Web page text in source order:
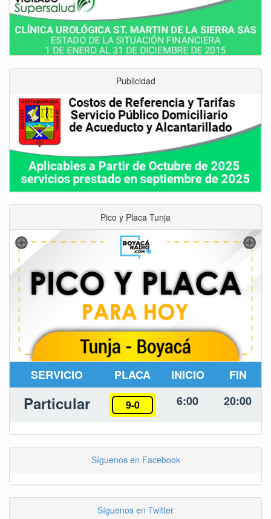
Publicidad
Pico y Placa Tunja
SERVICIO PLACA INICIO FIN
Particular 9-0 6:00 20:00
Síguenos en Facebook
Síguenos en Twitter